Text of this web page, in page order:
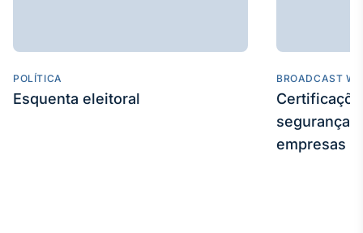
POLÍTICA
Esquenta eleitoral
BROADCAST
segurança
empresas